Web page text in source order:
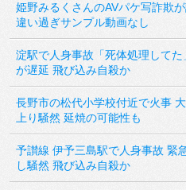
姫野みるくさんのAVパケ写詐欺
違い過ぎサンプル動画なし
淀駅で人身事故「死体処理してた
が遅延 飛び込み自殺か
長野市の松代小学校付近で火事
上り騒然 延焼の可能性も
予讃線 伊予三島駅で人身事故 緊
し騒然 飛び込み自殺か